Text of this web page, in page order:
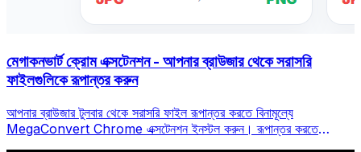
মেগাকনভার্ট ক্রোম এক্সটেনশন - আপনার ব্রাউজার থেকে সরাসরি
ফাইলগুলিকে রূপান্তর করুন
আপনার ব্রাউজার টুলবার থেকে সরাসরি ফাইল রূপান্তর করতে বিনামূল্যে
MegaConvert Chrome এক্সটেনশন ইনস্টল করুন। রূপান্তর করতে